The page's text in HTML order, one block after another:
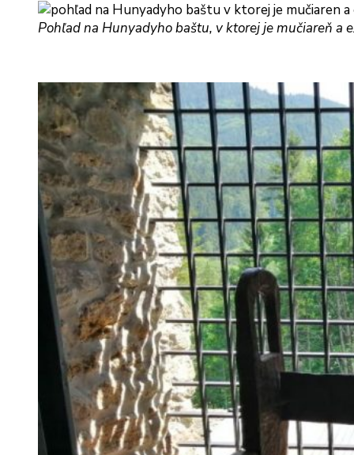
Pohľad na Hunyadyho baštu, v ktorej je mučiareň a